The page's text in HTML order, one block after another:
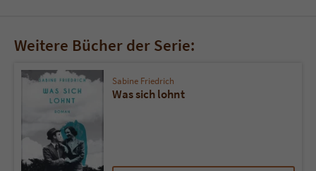
Weitere Bücher der Serie:
Sabine Friedrich
Was sich lohnt